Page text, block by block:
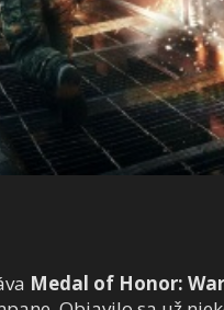
Medal of Honor: